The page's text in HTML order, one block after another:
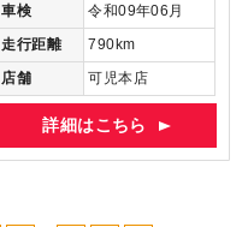
車検
令和09年06月
走行距離
790km
店舗
可児本店
詳細はこちら